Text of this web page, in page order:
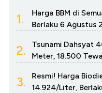
1.
Harga BBM di
Berlaku 6 Agustus
2.
Tsunami Dahsyat
Meter, 18.500
3.
Resmi! Harga
14.924/Liter,